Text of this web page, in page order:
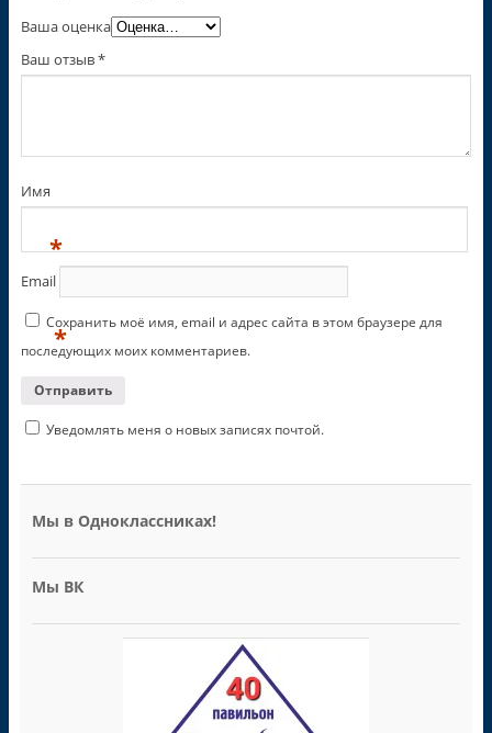
Ваша оценка
Ваш отзыв*
Имя
*
Email
*
Сохранить моё имя, email и адрес сайта в этом браузере для
последующих моих комментариев.
Уведомлять меня о новых записях почтой.
Мы в Одноклассниках!
Мы ВК